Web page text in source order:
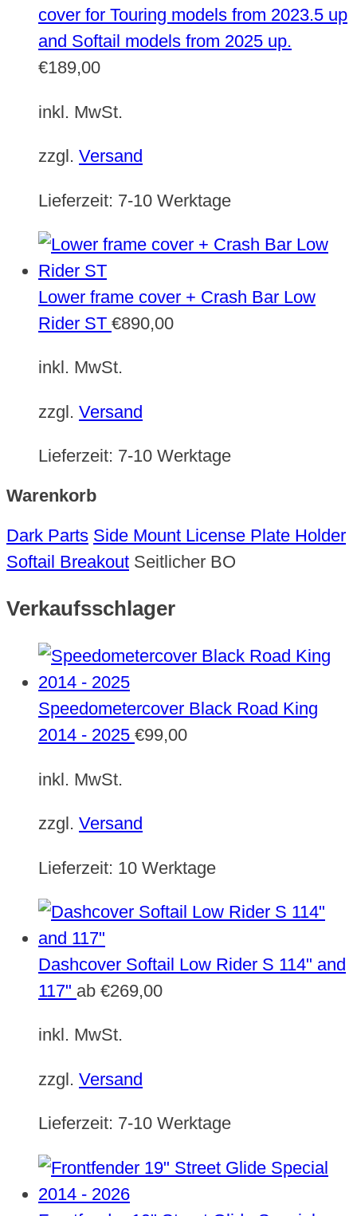
cover for Touring models from 2023.5 up
and Softail models from 2025 up.
€189,00
inkl. MwSt.
zzgl. Versand
Lieferzeit: 7-10 Werktage
Lower frame cover + Crash Bar Low
Rider ST €890,00
inkl. MwSt.
zzgl. Versand
Lieferzeit: 7-10 Werktage
Warenkorb
Dark Parts Side Mount License Plate Holder
Softail Breakout Seitlicher BO
Verkaufsschlager
Speedometercover Black Road King
2014 - 2025 €99,00
inkl. MwSt.
zzgl. Versand
Lieferzeit: 10 Werktage
Dashcover Softail Low Rider S 114" and
117" ab €269,00
inkl. MwSt.
zzgl. Versand
Lieferzeit: 7-10 Werktage